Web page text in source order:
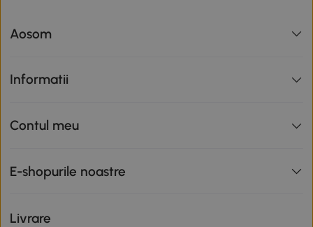
Aosom
Informatii
Contul meu
E-shopurile noastre
Livrare